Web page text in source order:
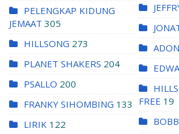
PELENGKAP KIDUNG
JEMAAT 305
HILLSONG 273
PLANET SHAKERS 204
PSALLO 200
FRANKY SIHOMBING 133
LIRIK 122
FREE 19